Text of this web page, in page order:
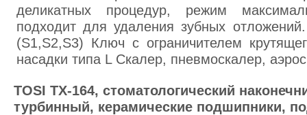
деликатных процедур, режим
подходит для удаления зубных
(S1,S2,S3) Ключ с ограничителем
насадки типа L Скалер, пневмоскалер,
TOSI TX-164, стоматологический
турбинный, керамические подшипники,